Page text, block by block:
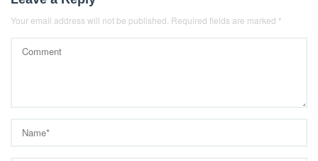
Your email address will not be published. Required fields are marked *